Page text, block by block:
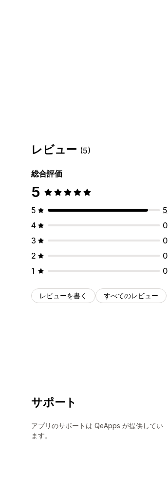
レビュー (5)
総合評価
5
5
5
4
0
3
0
2
0
1
0
レビューを書く すべてのレビュー
サポート
アプリのサポートは QeApps が提供してい
ます。